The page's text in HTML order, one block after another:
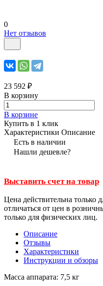
0
Нет отзывов
23 592 ₽
В корзину
В корзине
Купить в 1 клик
Характеристики Описание
Есть в наличии
Нашли дешевле?
Выставить счет на товар
Цена действительна только
отличаться от цен в
только для физических лиц.
Описание
Отзывы
Характеристики
Инструкции и обзоры
Масса аппарата: 7,5 кг